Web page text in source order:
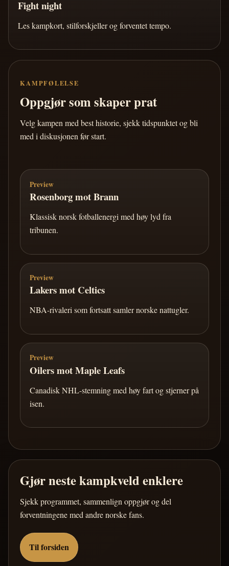
Fight night
Les kampkort, stilforskjeller og forventet tempo.
KAMPFØLELSE
Oppgjør som skaper prat
Velg kampen med best historie, sjekk tidspunktet og bli
med i diskusjonen før start.
Preview
Rosenborg mot Brann
Klassisk norsk fotballenergi med høy lyd fra
tribunen.
Preview
Lakers mot Celtics
NBA-rivaleri som fortsatt samler norske nattugler.
Preview
Oilers mot Maple Leafs
Canadisk NHL-stemning med høy fart og stjerner på
isen.
Gjør neste kampkveld enklere
Sjekk programmet, sammenlign oppgjør og del
forventningene med andre norske fans.
Til forsiden